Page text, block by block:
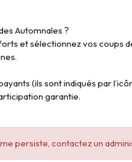
Automnales ?
et sélectionnez vos coups
(ils sont indiqués par
garantie.
persiste, contactez un